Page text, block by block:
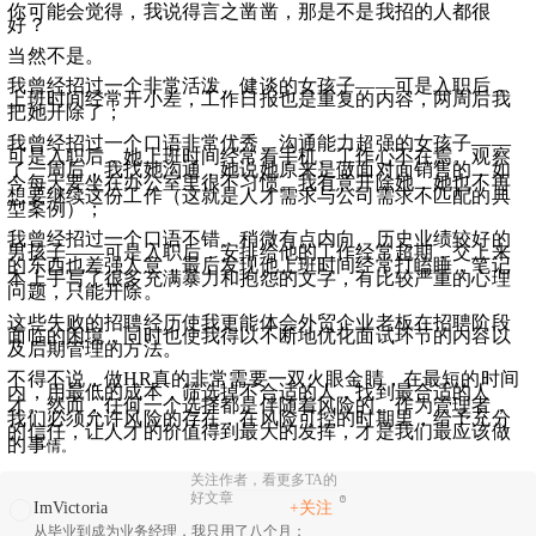
你可能会觉得，我说得言之凿凿，那是不是我招的人都很
好？
当然不是。
我曾经招过一个非常活泼、健谈的女孩子——可是入职后，
上班时间经常开小差，工作日报也是重复的内容，两周后我
把她开除了；
我曾经招过一个口语非常优秀、沟通能力超强的女孩子——
可是入职后，她上班时间经常看手机、工作心不在焉。观察
了一周后，我找她沟通，她说她原来是做面对面销售的，如
今每天要坐在办公室里很不习惯。我有意开除她，她也不再
想要继续这份工作（这就是人才需求与公司需求不匹配的典
型案例）；
我曾经招过一个口语不错、稍微有点内向、历史业绩较好的
男孩子——可是入职后，安排给他的工作经常超期，交上来
的东西也差强人意，最后发现他上班时间经常打瞌睡，笔记
本上手写了很多充满暴力和抱怨的文字，有比较严重的心理
问题，只能开除。
这些失败的招聘经历使我更能体会外贸企业老板在招聘阶段
面临的困境，同时也使我得以不断地优化面试环节的内容以
及后期管理的方法。
不得不说，做HR真的非常需要一双火眼金睛，在最短的时间
内，用最低的成本，筛选掉不合适的人，找到最合适的人
才。然而，任何一个选择都是伴随着风险的。作为管理者，
我们必须允许风险的存在，在风险可控的时期里，给予充分
的信任，让人才的价值得到最大的发挥，才是我们最应该做
的事情。
关注作者，看更多TA的
好文章
ImVictoria
从毕业到成为业务经理，我只用了八个月；
+关注